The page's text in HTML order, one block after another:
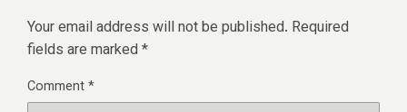
Your email address will not be published. Required
fields are marked *
Comment*